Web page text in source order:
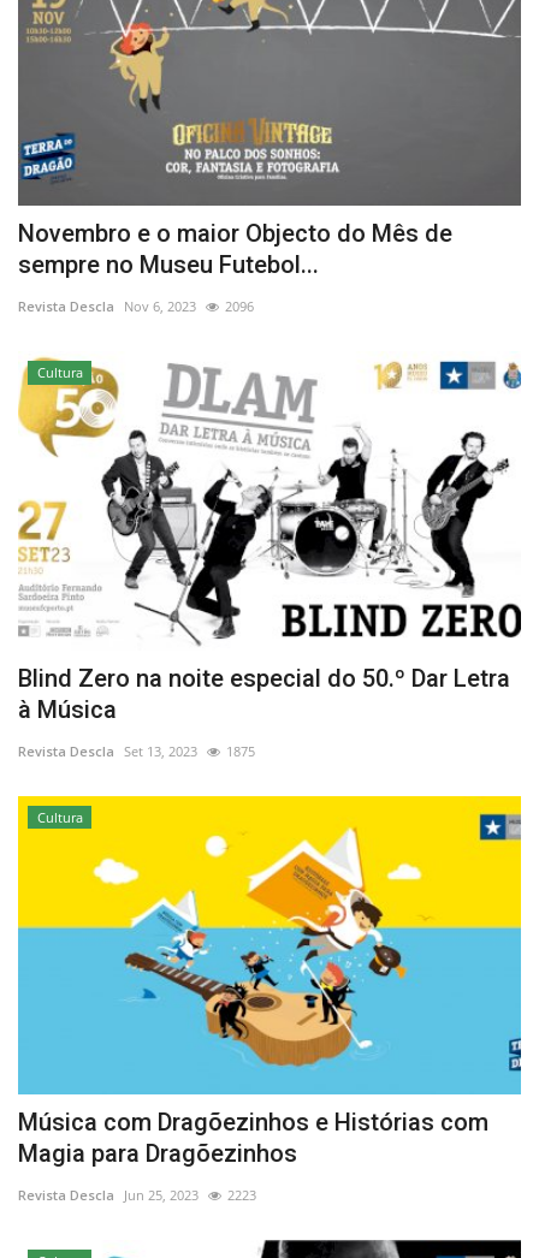
Novembro e o maior Objecto do Mês de
sempre no Museu Futebol...
Revista Descla Nov 6, 2023 2096
Cultura
Blind Zero na noite especial do 50.º Dar Letra
à Música
Revista Descla Set 13, 2023 1875
Cultura
Música com Dragõezinhos e Histórias com
Magia para Dragõezinhos
Revista Descla Jun 25, 2023 2223